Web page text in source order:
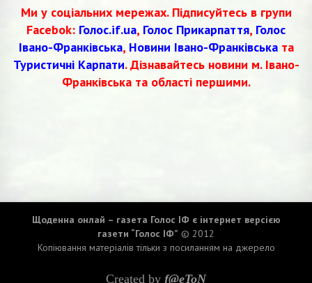
Ми у соціальних мережах. Підписуйтесь в групи
Facebok: Голос.if.ua, Голос Прикарпаття, Голос
Івано-Франківська, Новини Івано-Франківськата
Туристичні Карпати. Дізнавайтесь новини м. Івано-
Франківська та області першими.
Щоденна онлай – газета Голос ІФ є інтернет версією
газети “Голос ІФ” © 2012
Копіювання матеріалів тільки з посиланням на джерело
Created by f@eToN